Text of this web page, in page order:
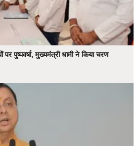
पर पुष्पवर्षा, मुख्यमंत्री धामी ने किया चरण